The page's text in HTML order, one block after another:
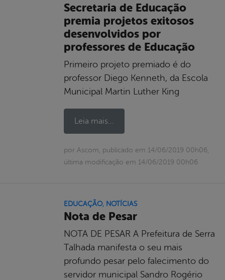
Secretaria de Educação
premia projetos exitosos
desenvolvidos por
professores de Educação
Primeiro projeto premiado é do
professor Diego Kenneth, da Escola
Municipal Martin Luther King
Leia mais...
por Ascom, publicado em 14/06/2019 00h06,
última modificação em 14/06/2019 00h06
EDUCAÇÃO, NOTÍCIAS
Nota de Pesar
NOTA DE PESAR A Prefeitura de Serra
Talhada manifesta o seu mais
profundo pesar pelo falecimento do
servidor municipal Sandro Rogério